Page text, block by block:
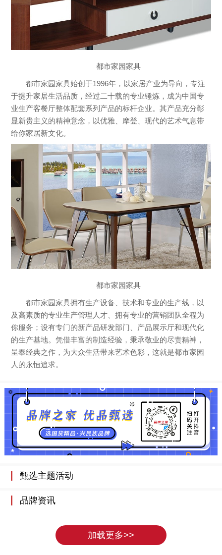
都市家园家具
都市家园家具始创于1996年，以家居产业为导向，专注
于提升家居生活品质，经过二十载的专业锤炼，成为中国专
业生产客餐厅整体配套系列产品的标杆企业。其产品充分彰
显新贵主义的精神意念，以优雅、摩登、现代的艺术气息带
给你家居新文化。
都市家园家具
都市家园家具拥有生产设备、技术和专业的生产线，以
及高素质的专业生产管理人才、拥有专业的营销团队全程为
你服务；设有专门的新产品研发部门、产品展示厅和现代化
的生产基地。凭借丰富的制造经验，秉承敬业的尽责精神，
呈奉经典之作，为大众生活带来艺术色彩，这就是都市家园
人的永恒追求。
甄选主题活动
品牌资讯
加载更多>>